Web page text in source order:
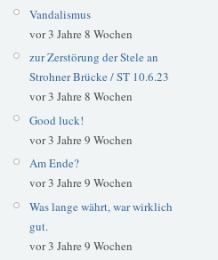
Vandalismus
vor 3 Jahre 8 Wochen
zur Zerstörung der Stele an
Strohner Brücke / ST 10.6.23
vor 3 Jahre 8 Wochen
Good luck!
vor 3 Jahre 9 Wochen
Am Ende?
vor 3 Jahre 9 Wochen
Was lange währt, war wirklich
gut.
vor 3 Jahre 9 Wochen